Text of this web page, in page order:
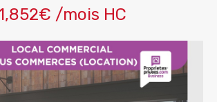
/mois HC